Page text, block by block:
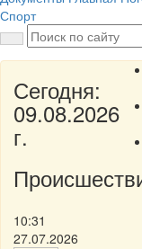
Спорт
Сегодня:
09.08.2026
г.
10:31
27.07.2026